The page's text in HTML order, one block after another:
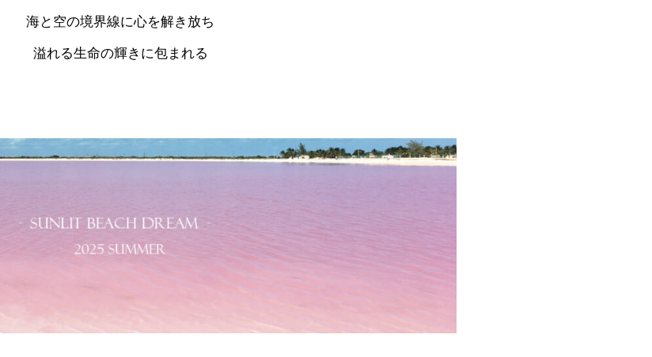
海と空の境界線に心を解き放ち
溢れる生命の輝きに包まれる